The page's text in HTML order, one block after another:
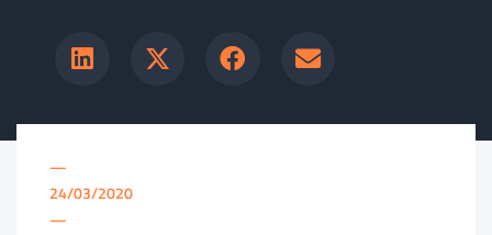
—
24/03/2020
—